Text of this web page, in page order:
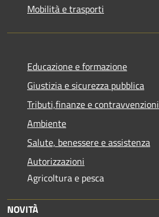
Mobilità e trasporti
Educazione e formazione
Giustizia e sicurezza pubblica
Tributi,finanze e contravvenzioni
Ambiente
Salute, benessere e assistenza
Autorizzazioni
Agricoltura e pesca
NOVITÀ